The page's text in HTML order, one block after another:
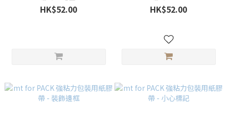
HK$52.00 HK$52.00